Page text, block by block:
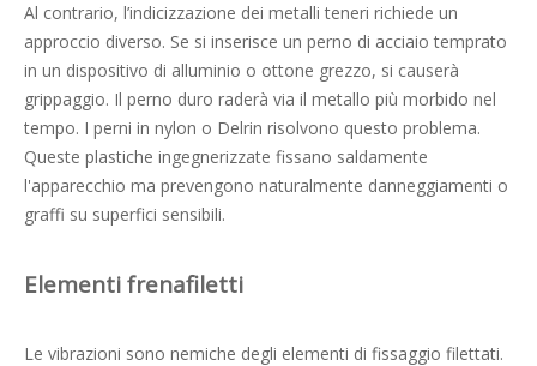
Al contrario, l’indicizzazione dei metalli teneri richiede un
approccio diverso. Se si inserisce un perno di acciaio temprato
in un dispositivo di alluminio o ottone grezzo, si causerà
grippaggio. Il perno duro raderà via il metallo più morbido nel
tempo. I perni in nylon o Delrin risolvono questo problema.
Queste plastiche ingegnerizzate fissano saldamente
l'apparecchio ma prevengono naturalmente danneggiamenti o
graffi su superfici sensibili.
Elementi frenafiletti
Le vibrazioni sono nemiche degli elementi di fissaggio filettati.